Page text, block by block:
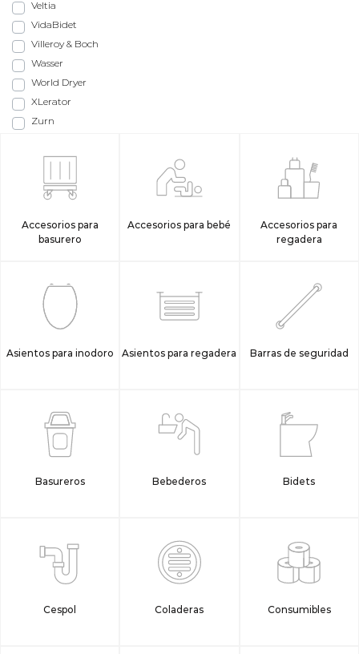
Veltia
VidaBidet
Villeroy & Boch
Wasser
World Dryer
XLerator
Zurn
Accesorios para
basurero
Accesorios para bebé
Accesorios para
regadera
Asientos para inodoro Asientos para regadera Barras de seguridad
Basureros Bebederos Bidets
Cespol Coladeras Consumibles